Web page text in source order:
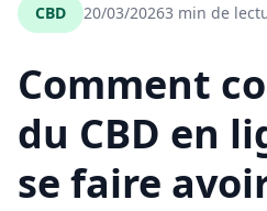
CBD 20/03/20263 min de
Comment
du CBD en
se faire